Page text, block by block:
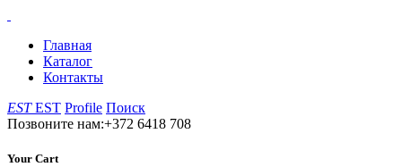
Главная
Каталог
Контакты
EST EST Profile Поиск
Позвоните нам:+372 6418 708
Your Cart